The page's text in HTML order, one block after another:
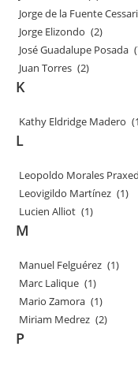
Jorge de la Fuente
Jorge Elizondo (2)
José Guadalupe Posada
Juan Torres (2)
K
Kathy Eldridge Madero
L
Leopoldo Morales
Leovigildo Martínez (1)
Lucien Alliot (1)
M
Manuel Felguérez (1)
Marc Lalique (1)
Mario Zamora (1)
Miriam Medrez (2)
P